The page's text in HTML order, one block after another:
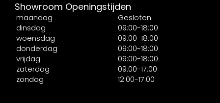
Showroom Openingstijden
maandag
Gesloten
dinsdag
09:00-18:00
woensdag
09:00-18:00
donderdag
09:00-18:00
vrijdag
09:00-18:00
zaterdag
09:00-17:00
zondag
12:00-17:00